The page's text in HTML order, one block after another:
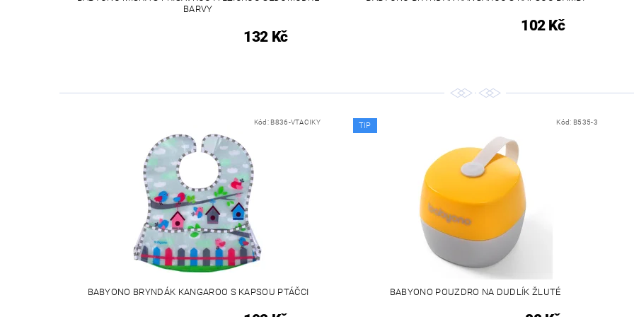
BARVY
132 Kč
102 Kč
Kód: B836-VTACIKY
BABYONO BRYNDÁK KANGAROO S KAPSOU PTÁČCI
TIP Kód: B535-3
BABYONO POUZDRO NA DUDLÍK ŽLUTÉ